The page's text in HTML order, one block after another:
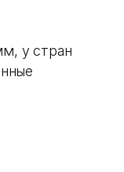
у стран